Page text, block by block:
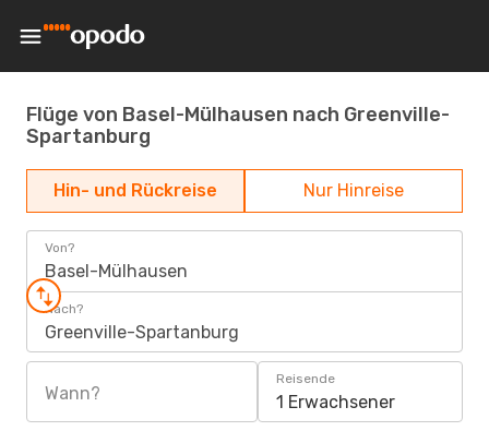
Flüge von Basel-Mülhausen nach Greenville-
Spartanburg
Hin- und Rückreise Nur Hinreise
Von?
Basel-Mülhausen
Nach?
Greenville-Spartanburg
Wann?
Reisende
1 Erwachsener